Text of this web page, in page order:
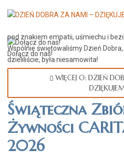
Dołącz do nas!
pod znakiem empatii, uśmiechu i
Wspólnie świętowaliśmy Dzień
dzieliliście, była niesamowita!
WIĘCEJ O: DZIEŃ
Świąteczna
Żywności
2026